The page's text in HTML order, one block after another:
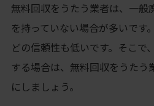
無料回収をうたう業者は、一般
を持っていない場合が多いです
どの信頼性も低いです。そこで
する場合は、無料回収をうたう
にしましょう。